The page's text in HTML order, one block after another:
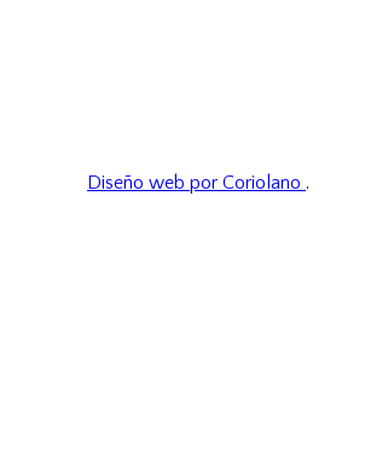
Diseño web por Coriolano .